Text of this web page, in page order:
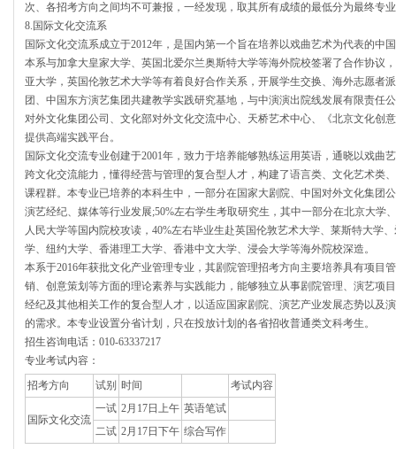
次、各招考方向之间均不可兼报，一经发现，取其所有成绩的最低分为最终专
8.国际文化交流系
国际文化交流系成立于2012年，是国内第一个旨在培养以戏曲艺术为代表的中
本系与加拿大皇家大学、英国北爱尔兰奥斯特大学等海外院校签署了合作协议
亚大学，英国伦敦艺术大学等有着良好合作关系，开展学生交换、海外志愿者
团、中国东方演艺集团共建教学实践研究基地，与中演演出院线发展有限责任
对外文化集团公司、文化部对外文化交流中心、天桥艺术中心、《北京文化创
提供高端实践平台。
国际文化交流专业创建于2001年，致力于培养能够熟练运用英语，通晓以戏曲
跨文化交流能力，懂得经营与管理的复合型人才，构建了语言类、文化艺术类
课程群。本专业已培养的本科生中，一部分在国家大剧院、中国对外文化集团
演艺经纪、媒体等行业发展;50%左右学生考取研究生，其中一部分在北京大学
人民大学等国内院校攻读，40%左右毕业生赴英国伦敦艺术大学、莱斯特大学
学、纽约大学、香港理工大学、香港中文大学、浸会大学等海外院校深造。
本系于2016年获批文化产业管理专业，其剧院管理招考方向主要培养具有项目
销、创意策划等方面的理论素养与实践能力，能够独立从事剧院管理、演艺项
经纪及其他相关工作的复合型人才，以适应国家剧院、演艺产业发展态势以及
的需求。本专业设置分省计划，只在投放计划的各省招收普通类文科考生。
招生咨询电话：010-63337217
专业考试内容：
招考方向
试别 时间 考试内容
国际文化交流
一试 2月17日上午 英语笔试
二试 2月17日下午 综合写作